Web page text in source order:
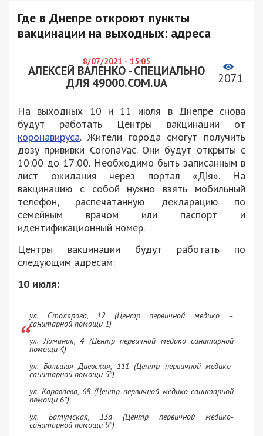
Где в Днепре откроют пункты
вакцинации на выходных: адреса
8/07/2021 - 15:05
АЛЕКСЕЙ ВАЛЕНКО - СПЕЦИАЛЬНО
ДЛЯ 49000.COM.UA
2071
На выходных 10 и 11 июля в Днепре снова
будут работать Центры вакцинации от
коронавируса. Жители города смогут получить
дозу прививки CoronaVac. Они будут открыты с
10:00 до 17:00. Необходимо быть записанным в
лист ожидания через портал «Дія». На
вакцинацию с собой нужно взять мобильный
телефон, распечатанную декларацию по
семейным врачом или паспорт и
идентификационный номер.
Центры вакцинации будут работать по
следующим адресам:
10 июля:
ул. Столярова, 12 (Центр первичной медико –
санитарной помощи 1)
ул. Ломаная, 4 (Центр первичной медико санитарной
помощи 4)
ул. Большая Диевская, 111 (Центр первичной медико-
санитарной помощи 5″)
ул. Караваева, 68 (Центр первичной медико-санитарной
помощи 6″)
ул. Батумская, 13а (Центр первичной медико-
санитарной помощи 9″)